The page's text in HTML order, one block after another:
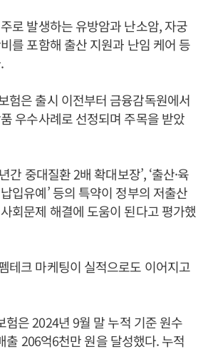
로 발생하는 유방암과 난소암, 자궁
를 포함해 출산 지원과 난임 케어 등
험은 출시 이전부터 금융감독원에서
우수사례로 선정되며 주목을 받았
간 중대질환 2배 확대보장’, ‘출산·육
입유예’ 등의 특약이 정부의 저출산
회문제 해결에 도움이 된다고 평가했
테크 마케팅이 실적으로도 이어지고
험은 2024년 9월 말 누적 기준 원수
출 206억6천만 원을 달성했다. 누적